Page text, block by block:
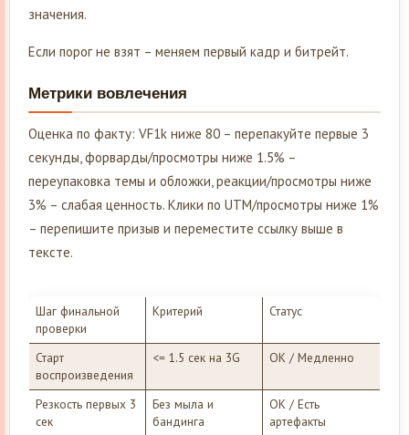
значения.
Если порог не взят – меняем первый кадр и битрейт.
Метрики вовлечения
Оценка по факту: VF1k ниже 80 – перепакуйте первые 3
секунды, форварды/просмотры ниже 1.5% –
переупаковка темы и обложки, реакции/просмотры ниже
3% – слабая ценность. Клики по UTM/просмотры ниже 1%
– перепишите призыв и переместите ссылку выше в
тексте.
Шаг финальной
проверки
Критерий Статус
Старт
воспроизведения
<= 1.5 сек на 3G ОК / Медленно
Резкость первых 3
сек
Без мыла и
бандинга
ОК / Есть
артефакты